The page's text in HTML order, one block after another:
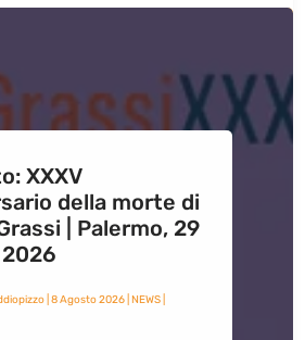
XXXV
della morte di
| Palermo, 29
| 8 Agosto 2026| NEWS|